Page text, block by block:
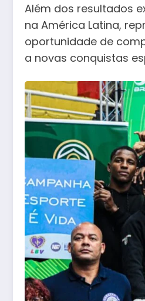
Além dos resultados
na América Latina,
oportunidade de
a novas conquistas